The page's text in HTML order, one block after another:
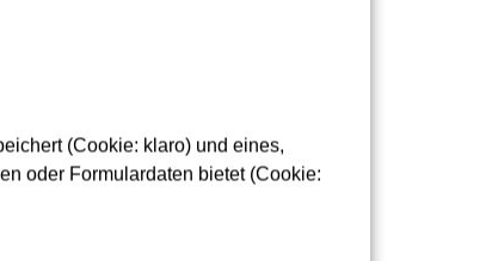
parallel durchgeführt werden
um die Qualität der Oberflächen
(Cookie: klaro) und eines,
oder Formulardaten bietet (Cookie: